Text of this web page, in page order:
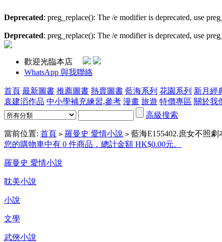
Deprecated: preg_replace(): The /e modifier is deprecated, use
Deprecated: preg_replace(): The /e modifier is deprecated, use
歡迎光臨本店
WhatsApp 與我聯絡
首頁 最新圖書 推薦圖書 熱賣圖書 藍海系列 花園系列 新月經
袁建滔作品 中小學補充練習,參考 漫畫 旅遊 特價專區 關於我
高級搜索
當前位置: 首頁 > 羅曼史 愛情小說 > 藍海E155402.庶女不照
您的購物車中有 0 件商品，總計金額 HK$0.00元。
羅曼史 愛情小說
耽美小說
小說
文學
武俠小說